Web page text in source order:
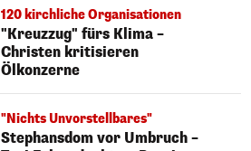
120 kirchliche Organisationen
"Kreuzzug" fürs Klima –
Christen kritisieren
Ölkonzerne
"Nichts Unvorstellbares"
Stephansdom vor Umbruch –